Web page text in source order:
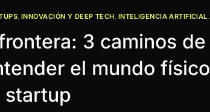
INNOVACIÓN Y DEEP TECH INTELIGENCIA ARTIFICIAL
3 caminos de
el mundo
startup